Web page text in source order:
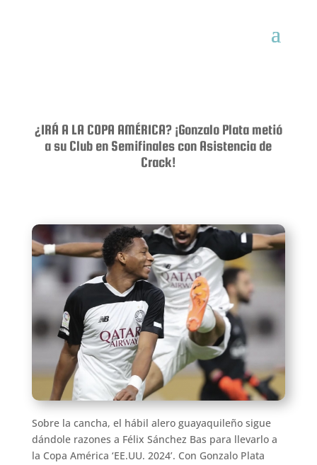
¿IRÁ A LA COPA AMÉRICA? ¡Gonzalo Plata metió
a su Club en Semifinales con Asistencia de
Crack!
Sobre la cancha, el hábil alero guayaquileño sigue
dándole razones a Félix Sánchez Bas para llevarlo a
la Copa América ‘EE.UU. 2024’. Con Gonzalo Plata